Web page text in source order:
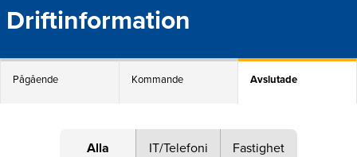
Driftinformation
Pågående Kommande Avslutade
Alla IT/Telefoni Fastighet